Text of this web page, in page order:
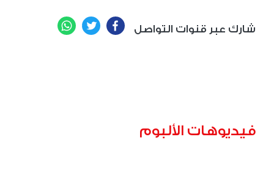
شارك عبر قنوات التواصل Facebook
Twitter
فيديوهات الألبوم